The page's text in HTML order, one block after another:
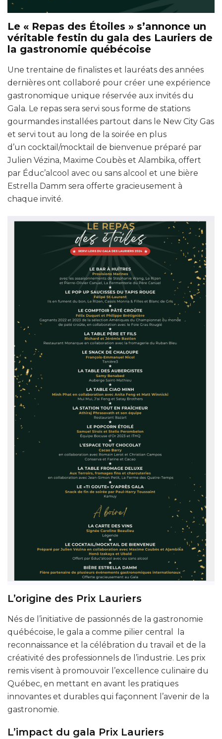
Le « Repas des Étoiles » s’annonce un
véritable festin du gala des Lauriers de
la gastronomie québécoise
Une trentaine de finalistes et lauréats des années
dernières ont collaboré pour créer une expérience
gastronomique unique réservée aux invités du
Gala. Le repas sera servi sous forme de stations
gourmandes installées partout dans le New City Gas
et servi tout au long de la soirée en plus
d’un cocktail/mocktail de bienvenue préparé par
Julien Vézina, Maxime Coubès et Alambika, offert
par Éduc’alcool avec ou sans alcool et une bière
Estrella Damm sera offerte gracieusement à
chaque invité.
L’origine des Prix Lauriers
Nés de l’initiative de passionnés de la gastronomie
québécoise, le gala a comme pilier central la
reconnaissance et la célébration du travail et de la
créativité des professionnels de l’industrie. Les prix
remis visent à promouvoir l’excellence culinaire du
Québec, en mettant en avant les pratiques
innovantes et durables qui façonnent l’avenir de la
gastronomie.
L’impact du gala Prix Lauriers